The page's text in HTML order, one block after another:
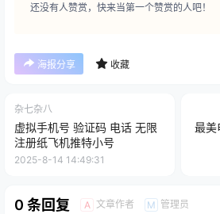
还没有人赞赏，快来当第一个赞赏的人吧！
海报分享 收藏
杂七杂八
虚拟手机号 验证码 电话 无限
注册纸飞机推特小号
2025-8-14 14:49:31
最
0 条回复 A 文章作者 M 管理员